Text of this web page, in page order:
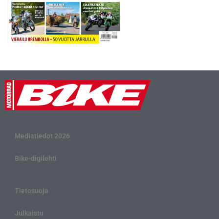
Mediatiedot 2026
Bike-digilehti
Tietosuoja
Julkaistu